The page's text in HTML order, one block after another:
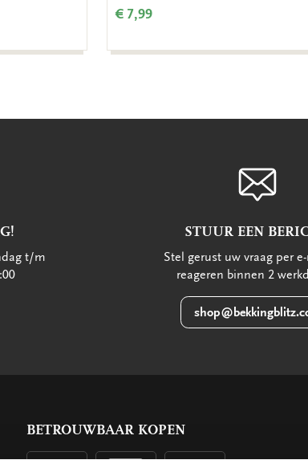
€ 7,99
t/m
STUUR EEN
Stel gerust uw vraag per
reageren binnen 2
BETROUWBAAR KOPEN